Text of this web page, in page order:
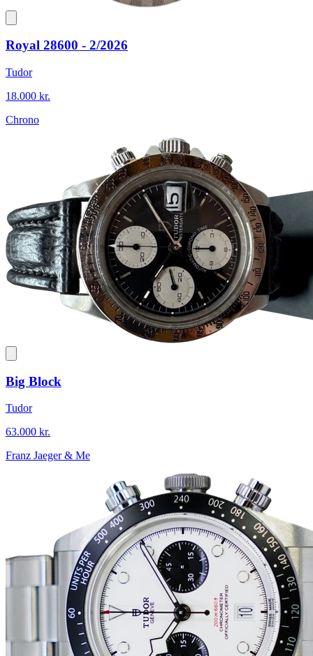
Royal 28600 - 2/2026
Tudor
18.000 kr.
Chrono
Big Block
Tudor
63.000 kr.
Franz Jaeger & Me